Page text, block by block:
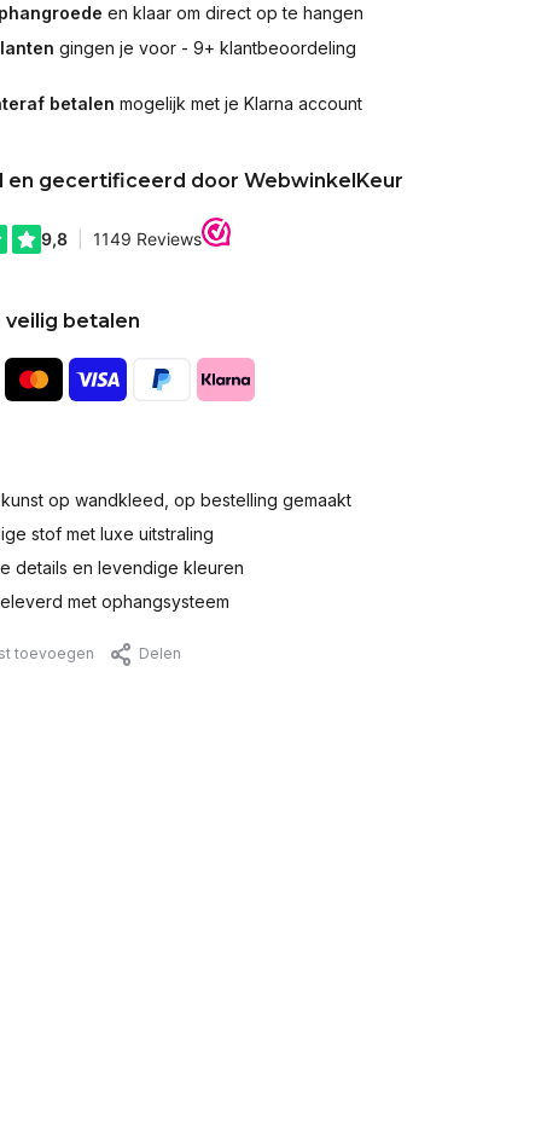
en klaar om direct op te hangen
gingen je voor - 9+ klantbeoordeling
betalen mogelijk met je Klarna account
en gecertificeerd door WebwinkelKeur
veilig betalen
op wandkleed, op bestelling gemaakt
stof met luxe uitstraling
details en levendige kleuren
met ophangsysteem
toevoegen Delen